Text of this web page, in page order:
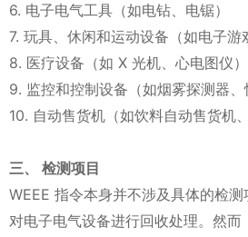
6. 电子电气工具（如电钻、电锯）
7. 玩具、休闲和运动设备（如电子游
8. 医疗设备（如 X 光机、心电图仪）
9. 监控和控制设备（如烟雾探测器、
10. 自动售货机（如饮料自动售货机
三、 检测项目
WEEE 指令本身并不涉及具体的检
对电子电气设备进行回收处理。然而